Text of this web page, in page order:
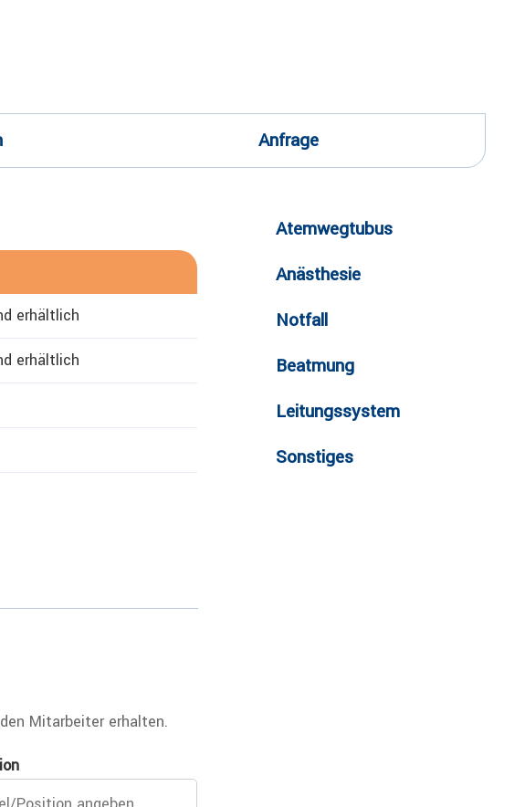
Anfrage
erhältlich
erhältlich
Mitarbeiter erhalten.
Atemwegtubus
Anästhesie
Notfall
Beatmung
Leitungssystem
Sonstiges